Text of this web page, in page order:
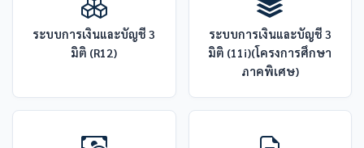
ระบบการเงินและบัญชี 3
มิติ (R12)
ระบบการเงินและบัญชี 3
มิติ (11i)(โครงการศึกษา
ภาคพิเศษ)